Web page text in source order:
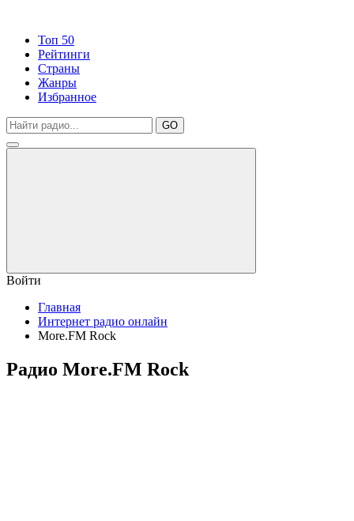
Топ 50
Рейтинги
Страны
Жанры
Избранное
GO
Войти
Главная
Интернет радио онлайн
More.FM Rock
Радио More.FM Rock